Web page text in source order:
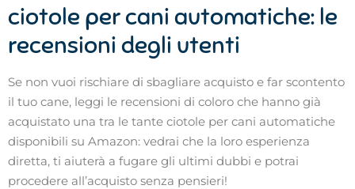
ciotole per cani automatiche: le
recensioni degli utenti
Se non vuoi rischiare di sbagliare acquisto e far scontento
il tuo cane, leggi le recensioni di coloro che hanno già
acquistato una tra le tante ciotole per cani automatiche
disponibili su Amazon: vedrai che la loro esperienza
diretta, ti aiuterà a fugare gli ultimi dubbi e potrai
procedere all’acquisto senza pensieri!